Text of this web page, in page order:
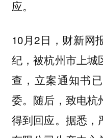
应。
10月2日，财新网
纪，被杭州市上城
查，立案通知书
委。随后，致电杭
得到回应。据悉，